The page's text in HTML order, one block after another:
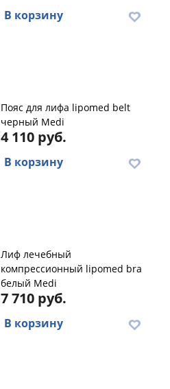
В корзину
Пояс для лифа lipomed belt
черный Medi
4 110 руб.
В корзину
Лиф лечебный
компрессионный lipomed bra
белый Medi
7 710 руб.
В корзину